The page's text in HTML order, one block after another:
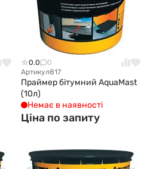
0.0
0
Артикул817
Праймер бітумний AquaMast
(10л)
Немає в наявності
Ціна по запиту